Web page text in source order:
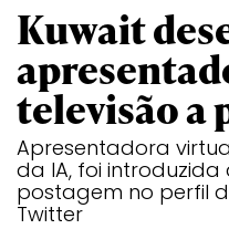
Kuwait
televisão a
Apresentadora
da IA, foi
postagem no perfil
Twitter